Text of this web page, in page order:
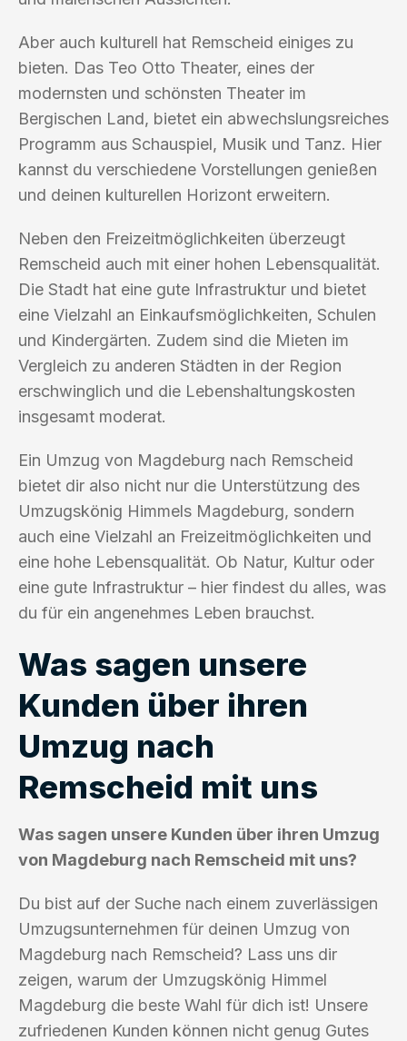
Aber auch kulturell hat Remscheid einiges zu
bieten. Das Teo Otto Theater, eines der
modernsten und schönsten Theater im
Bergischen Land, bietet ein abwechslungsreiches
Programm aus Schauspiel, Musik und Tanz. Hier
kannst du verschiedene Vorstellungen genießen
und deinen kulturellen Horizont erweitern.
Neben den Freizeitmöglichkeiten überzeugt
Remscheid auch mit einer hohen Lebensqualität.
Die Stadt hat eine gute Infrastruktur und bietet
eine Vielzahl an Einkaufsmöglichkeiten, Schulen
und Kindergärten. Zudem sind die Mieten im
Vergleich zu anderen Städten in der Region
erschwinglich und die Lebenshaltungskosten
insgesamt moderat.
Ein Umzug von Magdeburg nach Remscheid
bietet dir also nicht nur die Unterstützung des
Umzugskönig Himmels Magdeburg, sondern
auch eine Vielzahl an Freizeitmöglichkeiten und
eine hohe Lebensqualität. Ob Natur, Kultur oder
eine gute Infrastruktur – hier findest du alles, was
du für ein angenehmes Leben brauchst.
Was sagen unsere
Kunden über ihren
Umzug nach
Remscheid mit uns
Was sagen unsere Kunden über ihren Umzug
von Magdeburg nach Remscheid mit uns?
Du bist auf der Suche nach einem zuverlässigen
Umzugsunternehmen für deinen Umzug von
Magdeburg nach Remscheid? Lass uns dir
zeigen, warum der Umzugskönig Himmel
Magdeburg die beste Wahl für dich ist! Unsere
zufriedenen Kunden können nicht genug Gutes